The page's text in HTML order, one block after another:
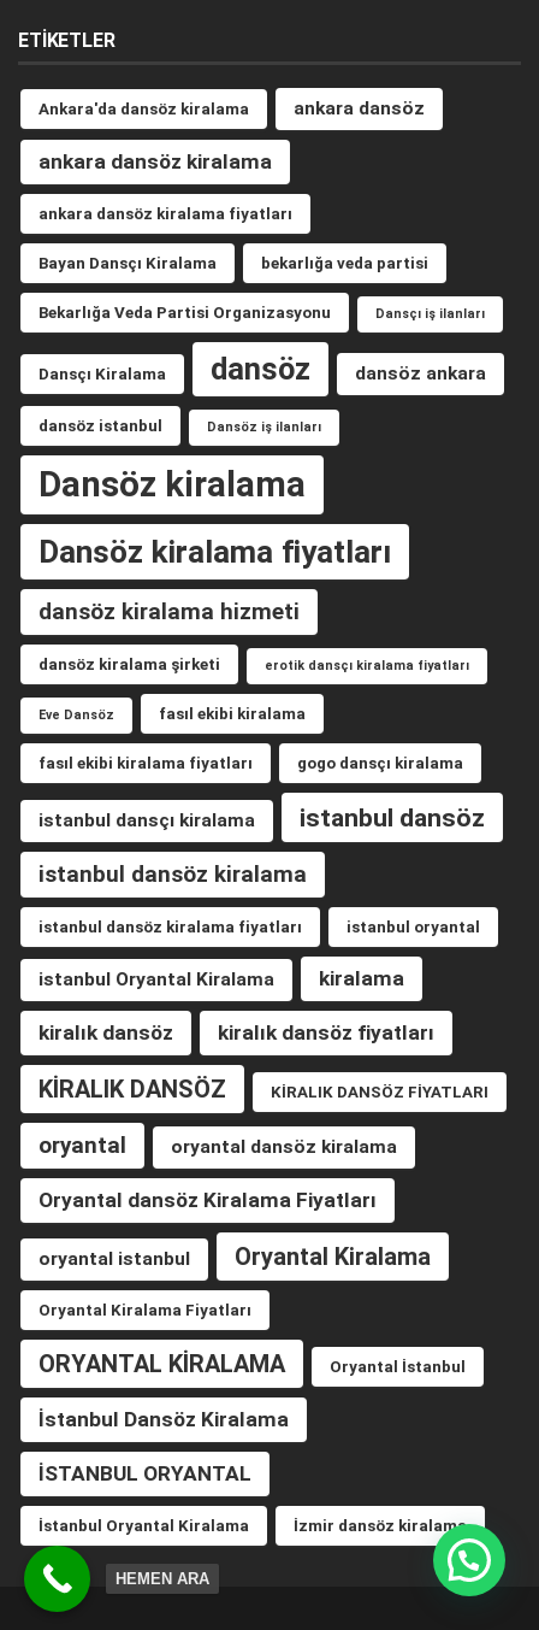
ETIKETLER
Ankara'da dansöz kiralama ankara dansöz
ankara dansöz kiralama
ankara dansöz kiralama fiyatları
Bayan Dansçı Kiralama bekarlığa veda partisi
Bekarlığa Veda Partisi Organizasyonu Dansçı iş ilanları
Dansçı Kiralama dansöz dansöz ankara
dansöz istanbul Dansöz iş ilanları
Dansöz kiralama
Dansöz kiralama fiyatları
dansöz kiralama hizmeti
dansöz kiralama şirketi erotik dansçı kiralama fiyatları
Eve Dansöz fasıl ekibi kiralama
fasıl ekibi kiralama fiyatları gogo dansçı kiralama
istanbul dansçı kiralama istanbul dansöz
istanbul dansöz kiralama
istanbul dansöz kiralama fiyatları istanbul oryantal
istanbul Oryantal Kiralama kiralama
kiralık dansöz kiralık dansöz fiyatları
KİRALIK DANSÖZ KİRALIK DANSÖZ FİYATLARI
oryantal oryantal dansöz kiralama
Oryantal dansöz Kiralama Fiyatları
oryantal istanbul Oryantal Kiralama
Oryantal Kiralama Fiyatları
ORYANTAL KİRALAMA Oryantal İstanbul
İstanbul Dansöz Kiralama
İSTANBUL ORYANTAL
İstanbul Oryantal Kiralama İzmir dansöz kiralama
HEMEN ARA